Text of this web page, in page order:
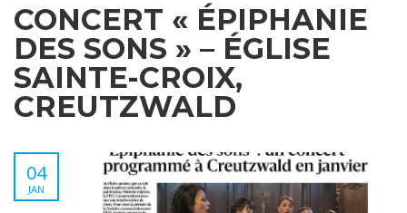
CONCERT « ÉPIPHANIE
DES SONS » – ÉGLISE
SAINTE-CROIX,
CREUTZWALD
04
JAN